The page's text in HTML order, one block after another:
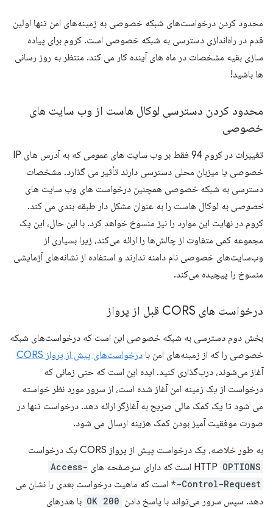
محدود کردن درخواست‌های شبکه خصوصی به زمینه‌های امن تنها اولین
قدم در راه‌اندازی دسترسی به شبکه خصوصی است. کروم برای پیاده
سازی بقیه مشخصات در ماه های آینده کار می کند. منتظر به روز رسانی
ها باشید!
محدود کردن دسترسی لوکال هاست از وب سایت های
خصوصی
تغییرات در کروم 94 فقط بر وب سایت های عمومی
که به آدرس های IP
خصوصی یا میزبان محلی دسترسی دارند تأثیر می گذارد. مشخصات
دسترسی به شبکه خصوصی همچنین درخواست های وب سایت های
خصوصی به لوکال هاست را به عنوان مشکل دار طبقه بندی می کند.
کروم در نهایت این موارد را نیز منسوخ خواهد کرد. با این حال، این یک
مجموعه کمی متفاوت از چالش‌ها را ارائه می‌کند، زیرا بسیاری از
وب‌سایت‌های خصوصی نام دامنه ندارند و استفاده از نشانه‌های آزمایشی
منسوخ را پیچیده می‌کند.
درخواست های CORS قبل از پرواز
بخش دوم دسترسی به شبکه خصوصی این است که درخواست‌های شبکه
خصوصی را که از زمینه‌های امن با درخواست‌های پیش از پرواز CORS
آغاز می‌شوند، درب‌گذاری کنید. ایده این است که حتی زمانی که
درخواست از یک زمینه امن آغاز شده است، از سرور مورد نظر خواسته
می شود تا یک کمک مالی صریح به آغازگر ارائه دهد. درخواست تنها در
صورت موفقیت آمیز بودن کمک هزینه ارسال می شود.
به طور خلاصه، یک درخواست پیش از پرواز CORS یک درخواست
HTTP OPTIONS است که دارای سرصفحه های Access-
Control-Request-*
است که ماهیت درخواست بعدی را نشان می
دهد. سپس سرور می‌تواند با پاسخ دادن 200 OK با هدرهای